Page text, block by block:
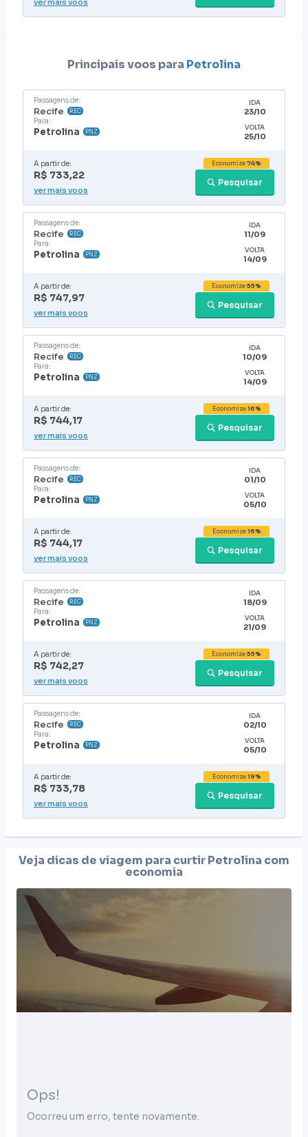
ver mais voos
Principais voos para Petrolina
Passagens de:
Recife REC
Para:
Petrolina PNZ
IDA
23/10
VOLTA
25/10
A partir de:
R$ 733,22
Pesquisar
Economize74%
ver mais voos
Passagens de:
Recife REC
Para:
Petrolina PNZ
IDA
11/09
VOLTA
14/09
A partir de:
R$ 747,97
Pesquisar
Economize55%
ver mais voos
Passagens de:
Recife REC
Para:
Petrolina PNZ
IDA
10/09
VOLTA
14/09
A partir de:
R$ 744,17
Pesquisar
Economize16%
ver mais voos
Passagens de:
Recife REC
Para:
Petrolina PNZ
IDA
01/10
VOLTA
05/10
A partir de:
R$ 744,17
Pesquisar
Economize16%
ver mais voos
Passagens de:
Recife REC
Para:
Petrolina PNZ
IDA
18/09
VOLTA
21/09
A partir de:
R$ 742,27
Pesquisar
Economize55%
ver mais voos
Passagens de:
Recife REC
Para:
Petrolina PNZ
IDA
02/10
VOLTA
05/10
A partir de:
R$ 733,78
Pesquisar
Economize19%
ver mais voos
Veja dicas de viagem para curtirPetrolina com
economia
Ops!
Ocorreu um erro, tente novamente.